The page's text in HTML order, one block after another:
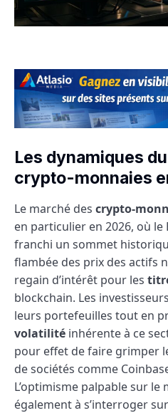
Les dynamiques
crypto-monnaies
Le marché des crypto-
en particulier en 2026, où
franchi un sommet
flambée des prix des actifs
regain d’intérêt pour les
blockchain. Les
leurs portefeuilles tout en
volatilité inhérente à ce
pour effet de faire grimper
de sociétés comme
L’optimisme palpable sur
également à s’interroger